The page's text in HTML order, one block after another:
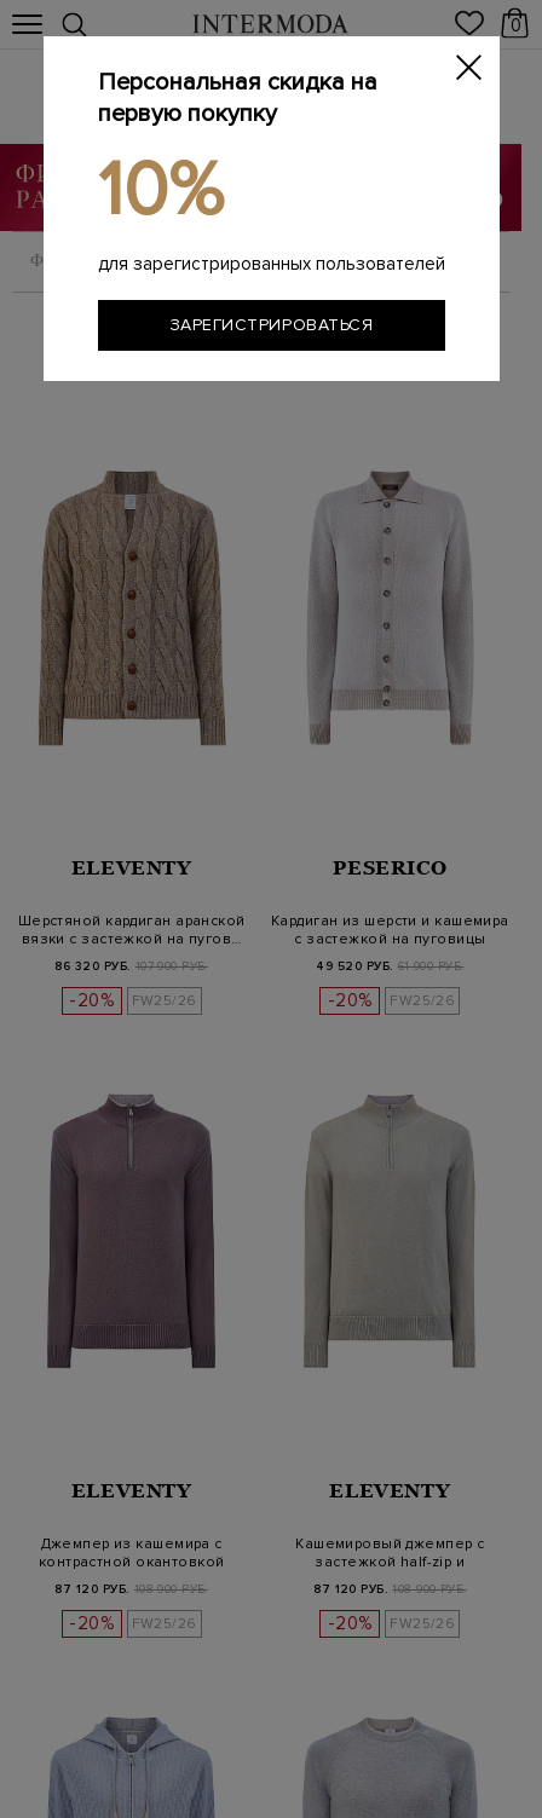
0
Трикотаж
Главная / Мужчинам / Одежда
ФИЛЬТРОВАТЬ СОРТИРОВАТЬ
ELEVENTY
Шерстяной кардиган аранской
вязки с застежкой на пугов…
86 320 РУБ. 107 900 РУБ.
-20% FW25/26
PESERICO
Кардиган из шерсти и кашемира
с застежкой на пуговицы
49 520 РУБ. 61 900 РУБ.
-20% FW25/26
ELEVENTY
Джемпер из кашемира с
контрастной окантовкой
87 120 РУБ. 108 900 РУБ.
-20% FW25/26
ELEVENTY
Кашемировый джемпер с
застежкой half-zip и
87 120 РУБ. 108 900 РУБ.
-20% FW25/26
Персональная скидка на
первую покупку
10%
для зарегистрированных пользователей
ЗАРЕГИСТРИРОВАТЬСЯ